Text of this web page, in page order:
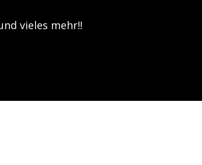
vieles mehr!!